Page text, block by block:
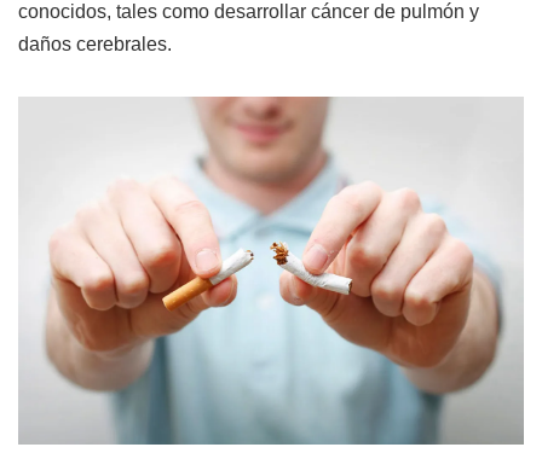
conocidos, tales como desarrollar cáncer de pulmón y
daños cerebrales.